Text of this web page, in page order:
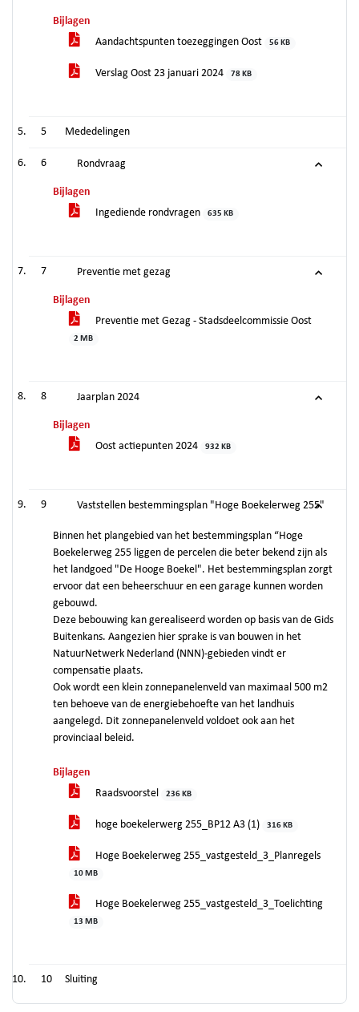
Bijlagen
Aandachtspunten toezeggingen Oost
56 KB
Verslag Oost 23 januari 2024 78 KB
5 Mededelingen
6 Rondvraag
Bijlagen
Ingediende rondvragen
635 KB
7 Preventie met gezag
Bijlagen
Preventie met Gezag - Stadsdeelcommissie Oost
2 MB
8 Jaarplan 2024
Bijlagen
Oost actiepunten 2024
932 KB
9 Vaststellen bestemmingsplan "Hoge Boekelerweg 255"
Binnen het plangebied van het bestemmingsplan “Hoge
Boekelerweg 255 liggen de percelen die beter bekend zijn als
het landgoed "De Hooge Boekel". Het bestemmingsplan zorgt
ervoor dat een beheerschuur en een garage kunnen worden
gebouwd.
Deze bebouwing kan gerealiseerd worden op basis van de Gids
Buitenkans. Aangezien hier sprake is van bouwen in het
NatuurNetwerk Nederland (NNN)-gebieden vindt er
compensatie plaats.
Ook wordt een klein zonnepanelenveld van maximaal 500 m2
ten behoeve van de energiebehoefte van het landhuis
aangelegd. Dit zonnepanelenveld voldoet ook aan het
provinciaal beleid.
Bijlagen
Raadsvoorstel
236 KB
hoge boekelerwerg 255_BP12 A3 (1) 316 KB
Hoge Boekelerweg 255_vastgesteld_3_Planregels
10 MB
Hoge Boekelerweg 255_vastgesteld_3_Toelichting
13 MB
10 Sluiting